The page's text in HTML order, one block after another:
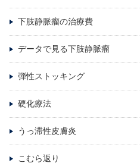
下肢静脈瘤の治療費
データで見る下肢静脈瘤
弾性ストッキング
硬化療法
うっ滞性皮膚炎
こむら返り